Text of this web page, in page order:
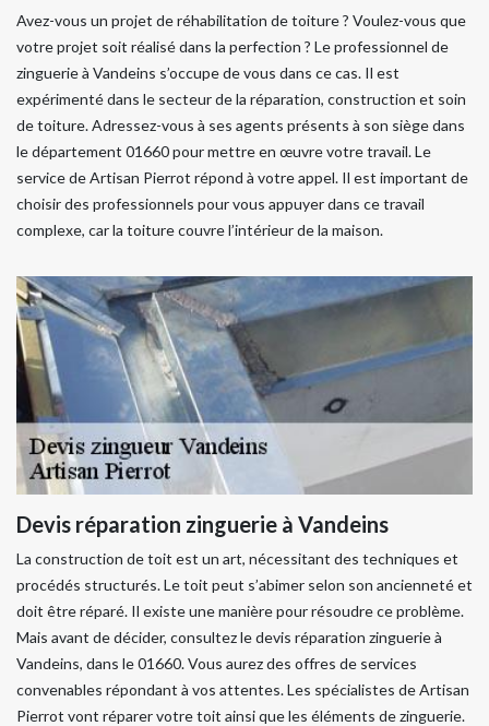
Avez-vous un projet de réhabilitation de toiture ? Voulez-vous que
votre projet soit réalisé dans la perfection ? Le professionnel de
zinguerie à Vandeins s’occupe de vous dans ce cas. Il est
expérimenté dans le secteur de la réparation, construction et soin
de toiture. Adressez-vous à ses agents présents à son siège dans
le département 01660 pour mettre en œuvre votre travail. Le
service de Artisan Pierrot répond à votre appel. Il est important de
choisir des professionnels pour vous appuyer dans ce travail
complexe, car la toiture couvre l’intérieur de la maison.
Devis réparation zinguerie à Vandeins
La construction de toit est un art, nécessitant des techniques et
procédés structurés. Le toit peut s’abimer selon son ancienneté et
doit être réparé. Il existe une manière pour résoudre ce problème.
Mais avant de décider, consultez le devis réparation zinguerie à
Vandeins, dans le 01660. Vous aurez des offres de services
convenables répondant à vos attentes. Les spécialistes de Artisan
Pierrot vont réparer votre toit ainsi que les éléments de zinguerie.